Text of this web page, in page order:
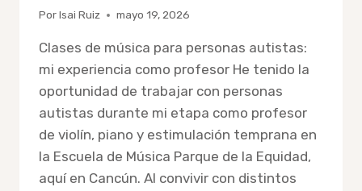
PorIsai Ruiz mayo 19, 2026
Clases de música para personas autistas:
mi experiencia como profesor He tenido la
oportunidad de trabajar con personas
autistas durante mi etapa como profesor
de violín, piano y estimulación temprana en
la Escuela de Música Parque de la Equidad,
aquí en Cancún. Al convivir con distintos